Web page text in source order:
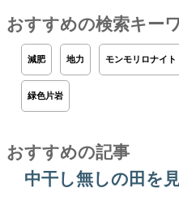
おすすめの検索キー
減肥 地力 モンモリロナイト
緑色片岩
おすすめの記事
中干し無しの田を